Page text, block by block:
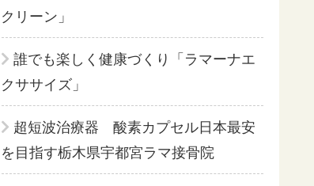
クリーン」
誰でも楽しく健康づくり「ラマーナエ
クササイズ」
超短波治療器 酸素カプセル日本最安
を目指す栃木県宇都宮ラマ接骨院